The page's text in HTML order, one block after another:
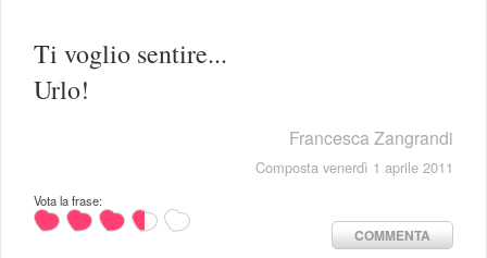
Ti voglio sentire...
Urlo!
Francesca Zangrandi
Composta venerdì 1 aprile 2011
Vota la frase:
COMMENTA